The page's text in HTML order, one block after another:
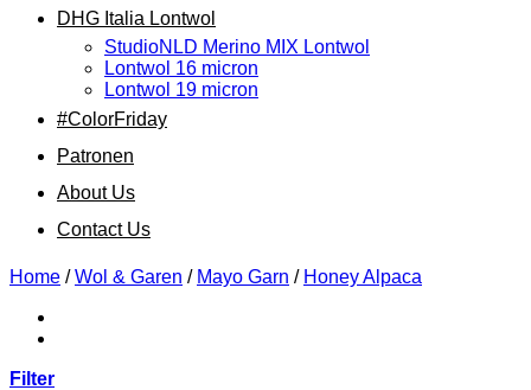
DHG Italia Lontwol
StudioNLD Merino MIX Lontwol
Lontwol 16 micron
Lontwol 19 micron
#ColorFriday
Patronen
About Us
Contact Us
Home / Wol & Garen / Mayo Garn / Honey Alpaca
Filter